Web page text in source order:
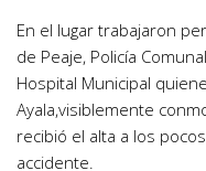
En el lugar trabajaron
de Peaje, Policía
Hospital Municipal
Ayala,visiblemente
recibió el alta a los
accidente.